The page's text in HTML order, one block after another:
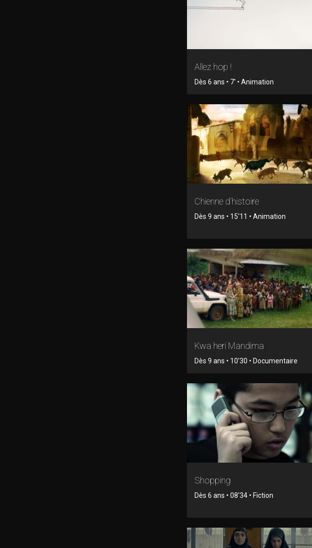
Allez hop !
Dès 6 ans • 7' • Animation
Chienne d'histoire
Dès 9 ans • 15'11 • Animation
Kwa heri Mandima
Dès 9 ans • 10'30 • Documentaire
Shopping
Dès 6 ans • 08'34 • Fiction